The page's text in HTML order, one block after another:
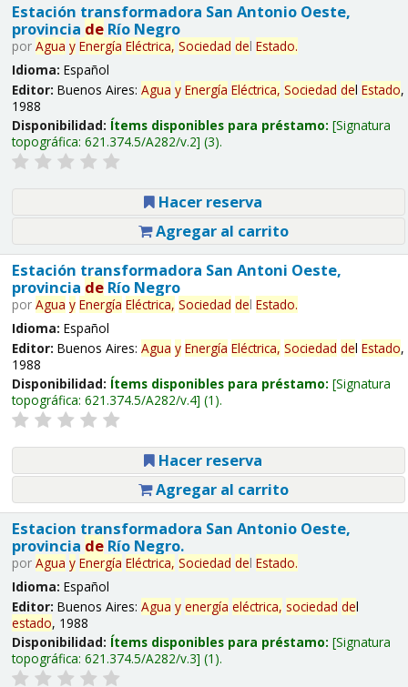
Estación transformadora San Antonio Oeste,
provincia deRío Negro
por Agua y Energía Eléctrica, Sociedad del Estado.
Idioma: Español
Editor: Buenos Aires: Agua y Energía Eléctrica, Sociedad del Estado,
1988
Disponibilidad: Ítems disponibles para préstamo: Signatura
topográfica: 621.374.5/A282/v.2 (3).
Hacer reserva
Agregar al carrito
Estación transformadora San Antoni Oeste,
provincia deRío Negro
por Agua y Energía Eléctrica, Sociedad del Estado.
Idioma: Español
Editor: Buenos Aires: Agua y Energía Eléctrica, Sociedad del Estado,
1988
Disponibilidad: Ítems disponibles para préstamo: Signatura
topográfica: 621.374.5/A282/v.4 (1).
Hacer reserva
Agregar al carrito
Estacion transformadora San Antonio Oeste,
provincia deRío Negro.
por Agua y Energía Eléctrica, Sociedad del Estado.
Idioma: Español
Editor: Buenos Aires: Agua y energía eléctrica, sociedad del
estado, 1988
Disponibilidad: Ítems disponibles para préstamo: Signatura
topográfica: 621.374.5/A282/v.3 (1).